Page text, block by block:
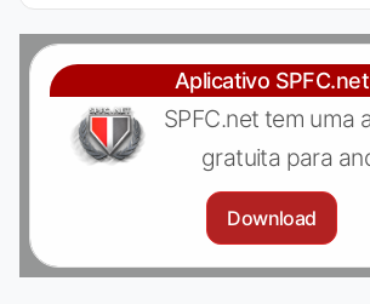
Aplicativo SPFC.net
SPFC.net tem uma
gratuita para
Download